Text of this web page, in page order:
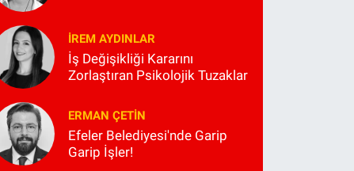
İREM AYDINLAR
İş Değişikliği Kararını
Zorlaştıran Psikolojik Tuzaklar
ERMAN ÇETIN
Efeler Belediyesi'nde Garip
Garip İşler!